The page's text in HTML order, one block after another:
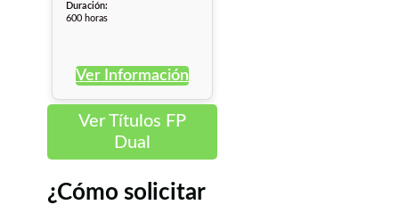
Duración:
600 horas
Ver Información
Ver Títulos FP
Dual
¿Cómo solicitar